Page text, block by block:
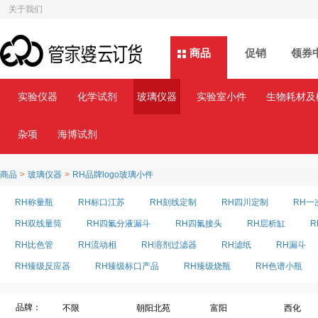
关于我们
商品
实验仪器 化学试剂 玻璃仪器 实验室小件 生物耗材
杂项 海博试剂
商品 促销 领券
商品 > 玻璃仪器 > RH品牌logo玻璃小件
RH称量瓶 RH标口江苏 RH刻线定制 RH四川定制 RH一
RH双线量筒 RH四氟分液漏斗 RH四氟接头 RH层析缸
RH比色管 RH流动相 RH溶剂过滤器 RH滤纸 RH漏斗
RH臻级反应器 RH臻级标口产品 RH臻级烧瓶 RH色谱小瓶
品牌： 不限 朝阳北苑 富阳 西化